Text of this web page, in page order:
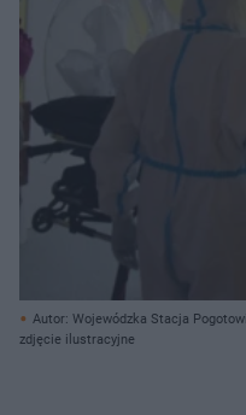
Autor: Wojewódzka Stacja
Materiały prasowe
zdjęcie ilustracyjne